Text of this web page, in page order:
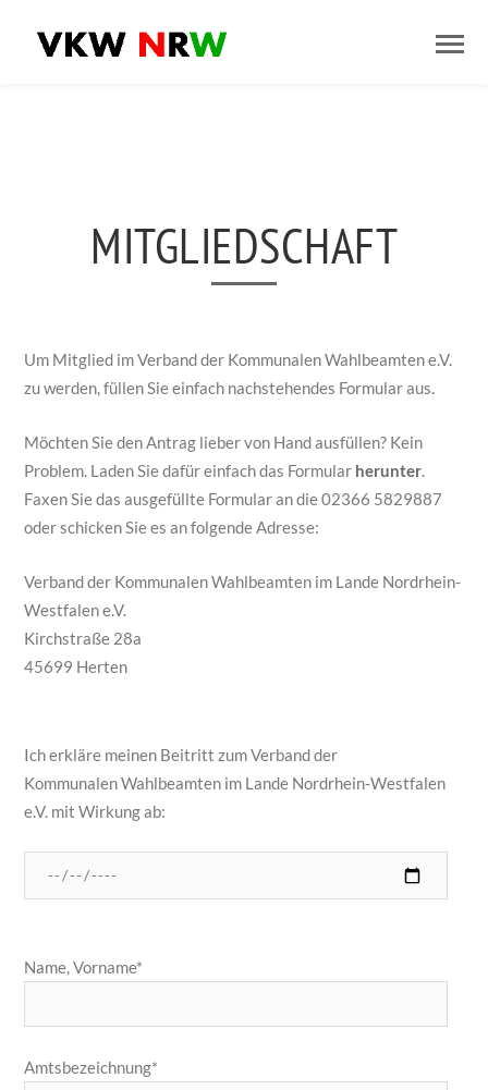
MITGLIEDSCHAFT
Um Mitglied im Verband der Kommunalen Wahlbeamten e.V.
zu werden, füllen Sie einfach nachstehendes Formular aus.
Möchten Sie den Antrag lieber von Hand ausfüllen? Kein
Problem. Laden Sie dafür einfach das Formular herunter.
Faxen Sie das ausgefüllte Formular an die 02366 5829887
oder schicken Sie es an folgende Adresse:
Verband der Kommunalen Wahlbeamten im Lande Nordrhein-
Westfalen e.V.
Kirchstraße 28a
45699 Herten
Ich erkläre meinen Beitritt zum Verband der
Kommunalen Wahlbeamten im Lande Nordrhein-Westfalen
e.V. mit Wirkung ab:
Name, Vorname*
Amtsbezeichnung*